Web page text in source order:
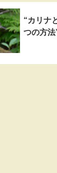
“カリナ
つの方法